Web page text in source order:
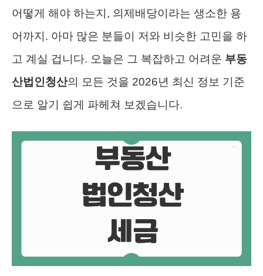
어떻게 해야 하는지, 의제배당이라는 생소한 용
어까지. 아마 많은 분들이 저와 비슷한 고민을 하
고 계실 겁니다. 오늘은 그 복잡하고 어려운 부동
산법인청산의 모든 것을 2026년 최신 정보 기준
으로 알기 쉽게 파헤쳐 보겠습니다.